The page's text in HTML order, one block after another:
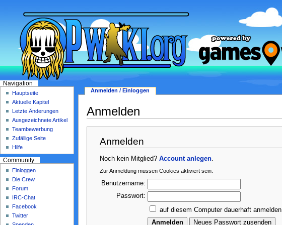
Anmelden
Anmelden
Noch kein Mitglied?Account anlegen
Zur Anmeldung müssen Cookies aktiviert sein.
Benutzername:
Passwort:
auf diesem Computer dauerhaft anmelden
Anmelden / Einloggen
Navigation
Hauptseite
Aktuelle Kapitel
Letzte Änderungen
Ausgezeichnete Artikel
Teambewerbung
Zufällige Seite
Hilfe
Community
Einloggen
Die Crew
Forum
IRC-Chat
Facebook
Twitter